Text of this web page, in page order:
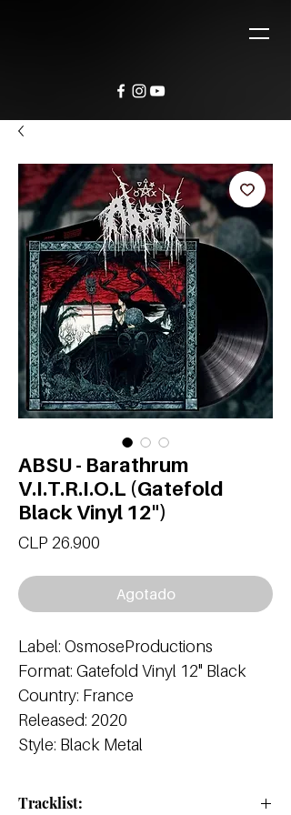
ABSU - Barathrum
V.I.T.R.I.O.L (Gatefold
Black Vinyl 12")
CLP 26.900
Agotado
Label: OsmoseProductions
Format: Gatefold Vinyl 12" Black
Country: France
Released: 2020
Style: Black Metal
Tracklist: